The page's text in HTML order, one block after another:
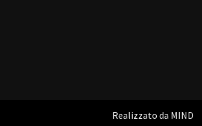
Realizzato da MIND